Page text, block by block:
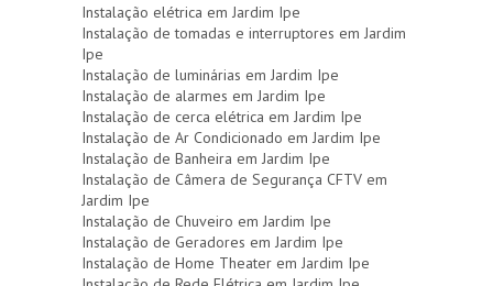
Instalação elétrica em Jardim Ipe
Instalação de tomadas e interruptores em Jardim
Ipe
Instalação de luminárias em Jardim Ipe
Instalação de alarmes em Jardim Ipe
Instalação de cerca elétrica em Jardim Ipe
Instalação de Ar Condicionado em Jardim Ipe
Instalação de Banheira em Jardim Ipe
Instalação de Câmera de Segurança CFTV em
Jardim Ipe
Instalação de Chuveiro em Jardim Ipe
Instalação de Geradores em Jardim Ipe
Instalação de Home Theater em Jardim Ipe